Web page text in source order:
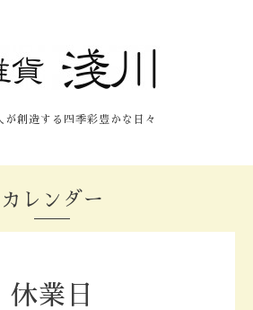
が創造する四季彩豊かな日々
カレンダー
休業日